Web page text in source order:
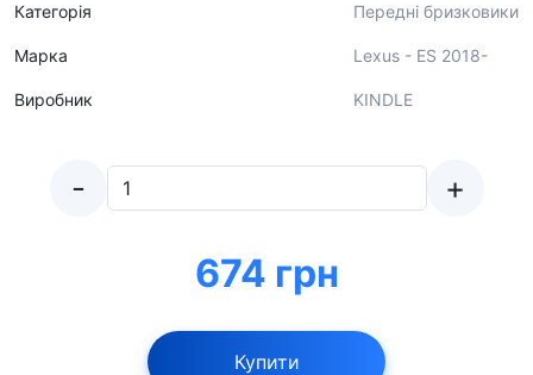
Категорія
Марка
Виробник
Передні бризковики
Lexus - ES 2018-
KINDLE
- +
674 грн
Купити